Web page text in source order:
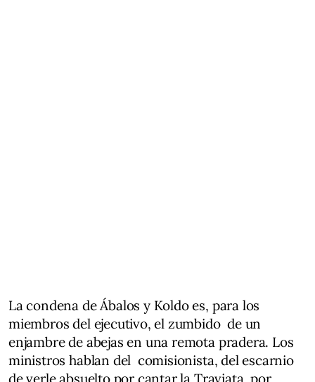
La condena de Ábalos y Koldo es, para los
miembros del ejecutivo, el zumbido de un
enjambre de abejas en una remota pradera. Los
ministros hablan del comisionista, del escarnio
de verle absuelto por cantar la Traviata, por